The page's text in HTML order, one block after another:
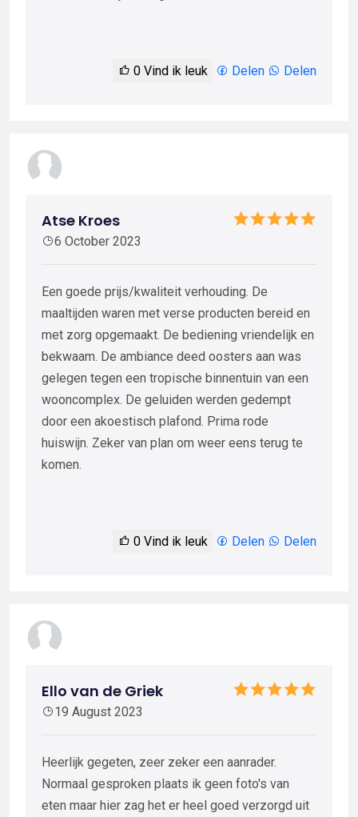
0 Vind ik leuk Delen Delen
Atse Kroes
6 October 2023
Een goede prijs/kwaliteit verhouding. De
maaltijden waren met verse producten bereid en
met zorg opgemaakt. De bediening vriendelijk en
bekwaam. De ambiance deed oosters aan was
gelegen tegen een tropische binnentuin van een
wooncomplex. De geluiden werden gedempt
door een akoestisch plafond. Prima rode
huiswijn. Zeker van plan om weer eens terug te
komen.
0 Vind ik leuk Delen Delen
Ello van de Griek
19 August 2023
Heerlijk gegeten, zeer zeker een aanrader.
Normaal gesproken plaats ik geen foto's van
eten maar hier zag het er heel goed verzorgd uit